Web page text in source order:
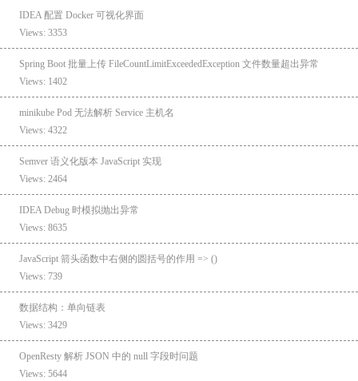
IDEA 配置 Docker 可视化界面
Views: 3353
Spring Boot 批量上传 FileCountLimitExceededException 文件数量超出异常
Views: 1402
minikube Pod 无法解析 Service 主机名
Views: 4322
Semver 语义化版本 JavaScript 实现
Views: 2464
IDEA Debug 时模拟抛出异常
Views: 8635
JavaScript 箭头函数中右侧的圆括号的作用 => ()
Views: 739
数据结构：单向链表
Views: 3429
OpenResty 解析 JSON 中的 null 字段时问题
Views: 5644